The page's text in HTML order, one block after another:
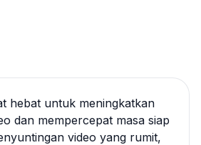
hebat untuk meningkatkan
dan mempercepat masa siap
video yang rumit,